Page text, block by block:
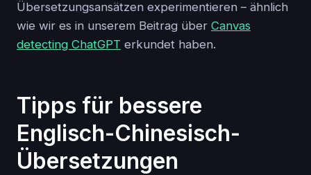
Übersetzungsansätzen experimentieren – ähnlich
wie wir es in unserem Beitrag über Canvas
detecting ChatGPT erkundet haben.
Tipps für bessere
Englisch-Chinesisch-
Übersetzungen